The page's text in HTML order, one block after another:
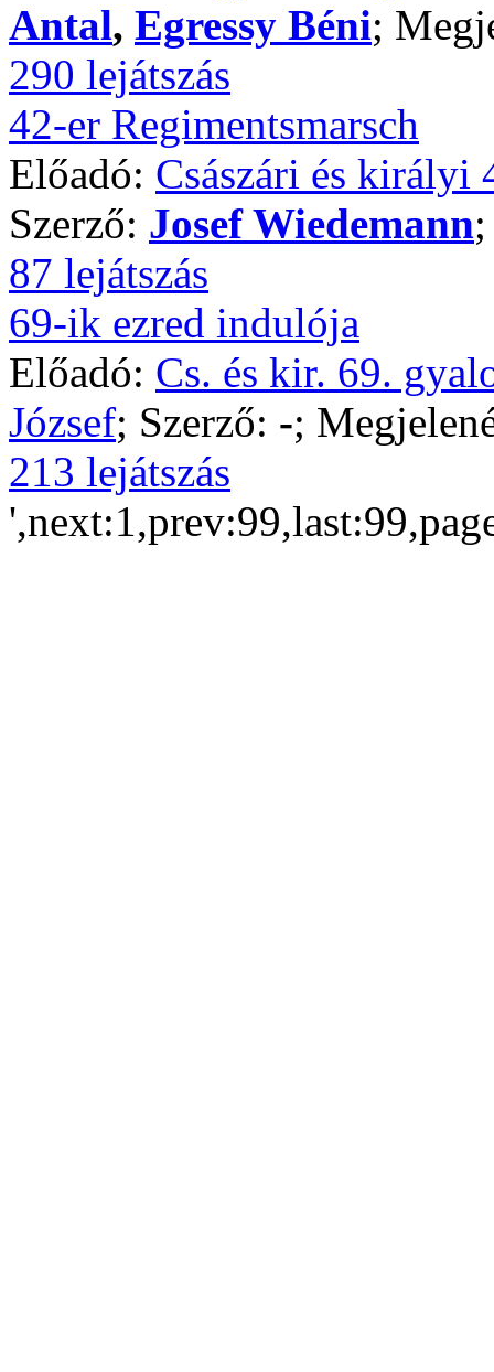
Antal, Egressy Béni;
290 lejátszás
42-er Regimentsmarsch
Előadó: Császári és királyi
Szerző: Josef Wiedemann
87 lejátszás
69-ik ezred indulója
Előadó: Cs. és kir. 69.
József; Szerző: -;
213 lejátszás